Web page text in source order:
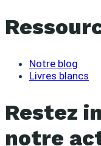
Notre blog
Livres blancs
Restez
notre